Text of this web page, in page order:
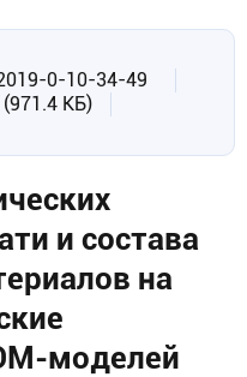
0-10-34-49
(971.4 КБ)
и состава
на
моделей